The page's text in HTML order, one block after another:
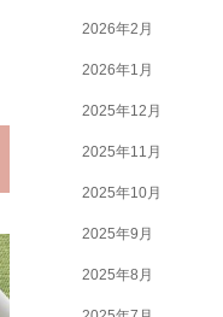
2026年2月
2026年1月
2025年12月
2025年11月
2025年10月
2025年9月
2025年8月